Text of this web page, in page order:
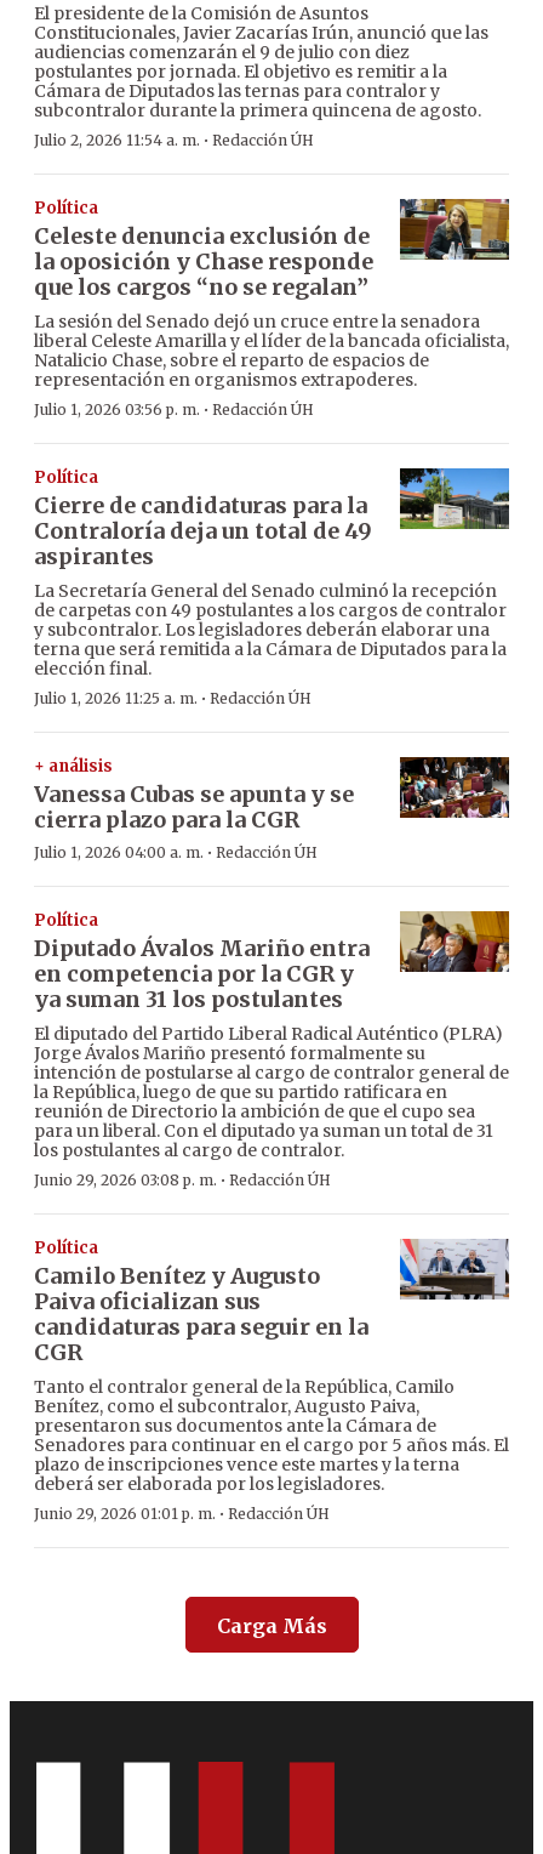
El presidente de la Comisión de Asuntos
Constitucionales, Javier Zacarías Irún, anunció que las
audiencias comenzarán el 9 de julio con diez
postulantes por jornada. El objetivo es remitir a la
Cámara de Diputados las ternas para contralor y
subcontralor durante la primera quincena de agosto.
Julio 2, 2026 11:54 a. m. · Redacción ÚH
Política
Celeste denuncia exclusión de
la oposición y Chase responde
que los cargos “no se regalan”
La sesión del Senado dejó un cruce entre la senadora
liberal Celeste Amarilla y el líder de la bancada oficialista,
Natalicio Chase, sobre el reparto de espacios de
representación en organismos extrapoderes.
Julio 1, 2026 03:56 p. m. · Redacción ÚH
Política
Cierre de candidaturas para la
Contraloría deja un total de 49
aspirantes
La Secretaría General del Senado culminó la recepción
de carpetas con 49 postulantes a los cargos de contralor
y subcontralor. Los legisladores deberán elaborar una
terna que será remitida a la Cámara de Diputados para la
elección final.
Julio 1, 2026 11:25 a. m. · Redacción ÚH
+ análisis
Vanessa Cubas se apunta y se
cierra plazo para la CGR
Julio 1, 2026 04:00 a. m. · Redacción ÚH
Política
Diputado Ávalos Mariño entra
en competencia por la CGR y
ya suman 31 los postulantes
El diputado del Partido Liberal Radical Auténtico (PLRA)
Jorge Ávalos Mariño presentó formalmente su
intención de postularse al cargo de contralor general de
la República, luego de que su partido ratificara en
reunión de Directorio la ambición de que el cupo sea
para un liberal. Con el diputado ya suman un total de 31
los postulantes al cargo de contralor.
Junio 29, 2026 03:08 p. m. · Redacción ÚH
Política
Camilo Benítez y Augusto
Paiva oficializan sus
candidaturas para seguir en la
CGR
Tanto el contralor general de la República, Camilo
Benítez, como el subcontralor, Augusto Paiva,
presentaron sus documentos ante la Cámara de
Senadores para continuar en el cargo por 5 años más. El
plazo de inscripciones vence este martes y la terna
deberá ser elaborada por los legisladores.
Junio 29, 2026 01:01 p. m. · Redacción ÚH
Carga Más